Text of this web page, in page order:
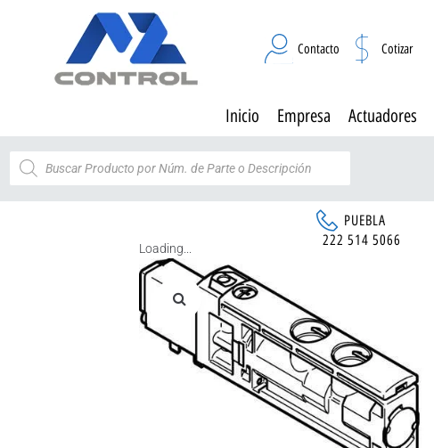
Contacto Cotizar
Inicio Empresa Actuadores
PUEBLA
222 514 5066
Loading...